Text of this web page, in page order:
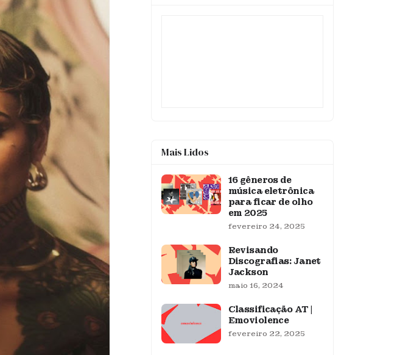
Mais Lidos
16 gêneros de
música eletrônica
para ficar de olho
em 2025
fevereiro 24, 2025
Revisando
Discografias: Janet
Jackson
maio 16, 2024
Classificação AT |
Emoviolence
fevereiro 22, 2025